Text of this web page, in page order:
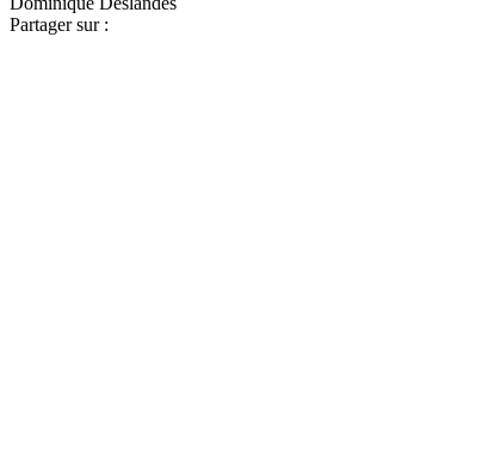
Partager sur :